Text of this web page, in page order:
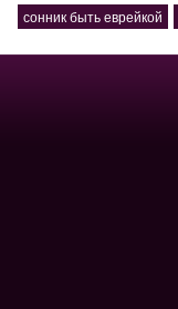
сонник быть еврейкой